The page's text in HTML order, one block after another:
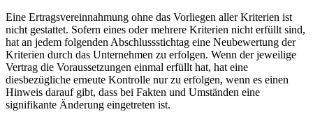
Eine Ertragsvereinnahmung ohne das Vorliegen aller Kriterien ist
nicht gestattet. Sofern eines oder mehrere Kriterien nicht erfüllt sind,
hat an jedem folgenden Abschlussstichtag eine Neubewertung der
Kriterien durch das Unternehmen zu erfolgen. Wenn der jeweilige
Vertrag die Voraussetzungen einmal erfüllt hat, hat eine
diesbezügliche erneute Kontrolle nur zu erfolgen, wenn es einen
Hinweis darauf gibt, dass bei Fakten und Umständen eine
signifikante Änderung eingetreten ist.